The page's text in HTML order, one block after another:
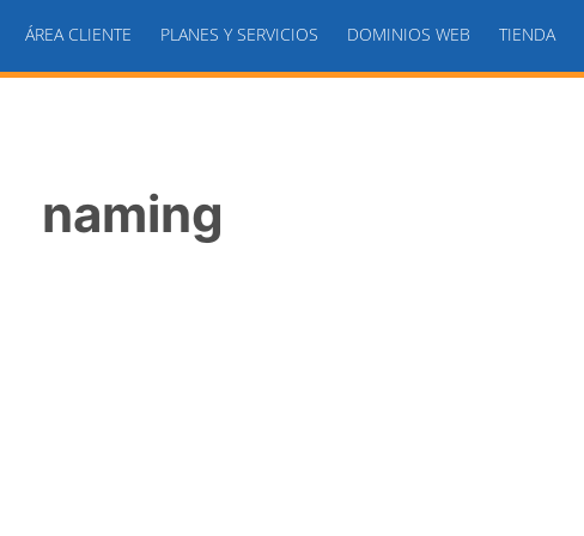
ÁREA CLIENTE PLANES Y SERVICIOS DOMINIOS WEB TIENDA
naming